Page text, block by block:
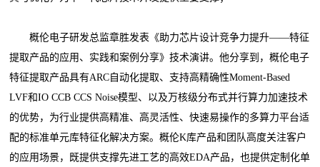
概伦电子研发总监章胜发表《助力芯片设计竞争力提升——特征
提取产品的应用、实践和案例分享》技术演讲。他分享到，概伦电子
特征提取产品具有ARC自动化提取、支持高精确性Moment-Based
LVF和IO CCB CCS Noise模型、以及万核级分布式并行算力加速技术
的优势，为行业提供高精准、高灵活性、快速易操作的多算力平台适
配的标准单元库特征化解决方案。概伦K库产品和团队高度关注客户
的应用场景，既提供支撑先进工艺的高效EDA产品，也提供定制化单